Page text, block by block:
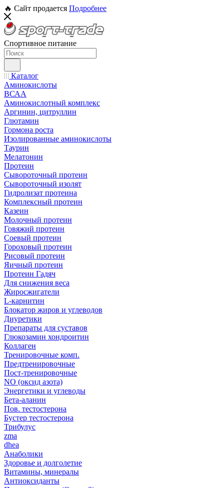
🔥 Сайт продается Подробнее
Спортивное питание
Каталог
Аминокислоты
ВСАА
Аминокислотный комплекс
Аргинин, цитруллин
Глютамин
Гормона роста
Изолированные аминокислоты
Таурин
Мелатонин
Протеин
Сывороточный протеин
Сывороточный изолят
Гидролизат протеина
Комплексный протеин
Казеин
Молочный протеин
Говяжий протеин
Соевый протеин
Гороховый протеин
Рисовый протеин
Яичный протеин
Протеин Гадяч
Для снижения веса
Жиросжигатели
L-карнитин
Блокатор жиров и углеводов
Диуретики
Препараты для суставов
Глюкозамин хондроитин
Коллаген
Тренировочные комп.
Предтренировочные
Пост-тренировочные
NO (оксид азота)
Энергетики и углеводы
Бета-аланин
Пов. тестостерона
Бустер тестостерона
Трибулус
zma
dhea
Анаболики
Здоровье и долголетие
Витамины, минералы
Антиоксиданты